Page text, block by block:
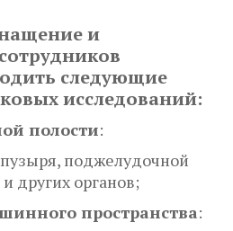
и
следующие
исследований:
полости:
поджелудочной
других органов;
пространства: